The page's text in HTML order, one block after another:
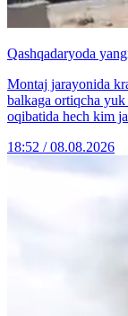
Qashqadaryoda
Montaj jarayonida
balkaga ortiqcha
oqibatida hech kim
18:52 / 08.08.2026